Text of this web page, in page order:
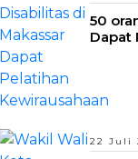
50
Dapat
22 Juli